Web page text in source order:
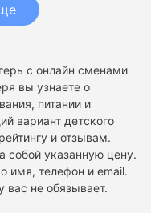
с онлайн сменами
вы узнаете о
питании и
вариант детского
и отзывам.
собой указанную цену.
имя, телефон и email.
вас не обязывает.